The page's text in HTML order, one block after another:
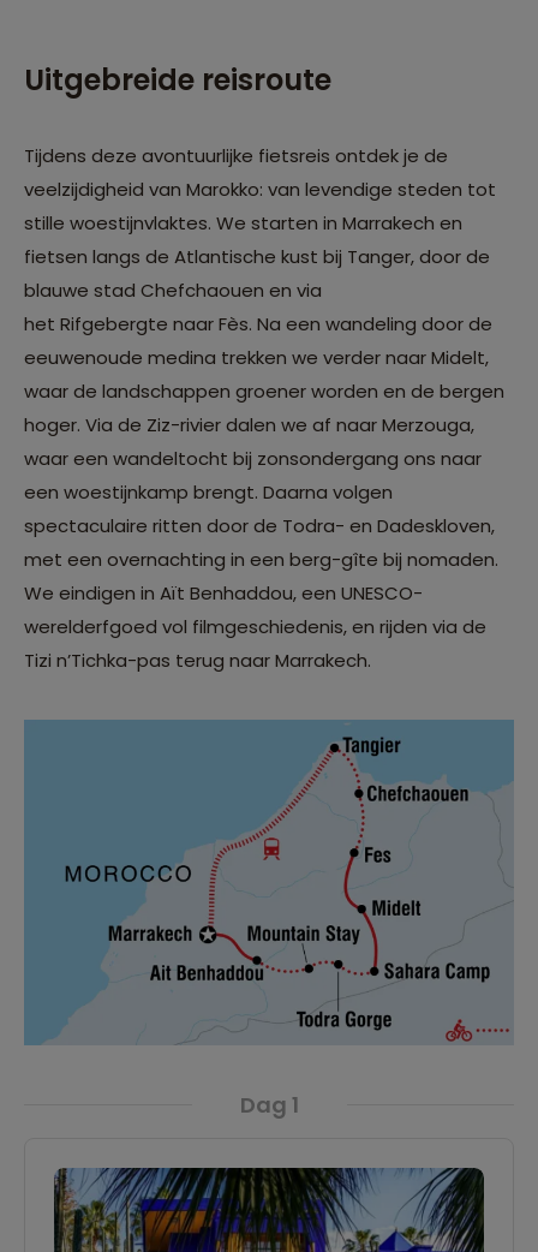
Uitgebreide reisroute
Tijdens deze avontuurlijke fietsreis ontdek je de
veelzijdigheid van Marokko: van levendige steden tot
stille woestijnvlaktes. We starten in Marrakech en
fietsen langs de Atlantische kust bij Tanger, door de
blauwe stad Chefchaouen en via
het Rifgebergte naar Fès. Na een wandeling door de
eeuwenoude medina trekken we verder naar Midelt,
waar de landschappen groener worden en de bergen
hoger. Via de Ziz-rivier dalen we af naar Merzouga,
waar een wandeltocht bij zonsondergang ons naar
een woestijnkamp brengt. Daarna volgen
spectaculaire ritten door de Todra- en Dadeskloven,
met een overnachting in een berg-gîte bij nomaden.
We eindigen in Aït Benhaddou, een UNESCO-
werelderfgoed vol filmgeschiedenis, en rijden via de
Tizi n’Tichka-pas terug naar Marrakech.
Dag 1